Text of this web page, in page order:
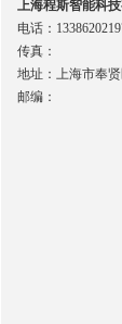
上海程斯智能科技
电话：
传真：
地址：上海市奉
邮编：